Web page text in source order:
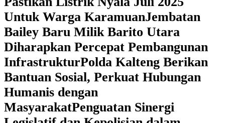
Untuk Warga KaramuanJembatan
Bailey Baru Milik Barito Utara
Diharapkan Percepat Pembangunan
InfrastrukturPolda Kalteng Berikan
Bantuan Sosial, Perkuat Hubungan
Humanis dengan
MasyarakatPenguatan Sinergi